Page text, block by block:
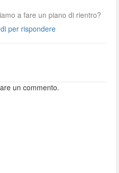
a fare un piano di rientro?
per rispondere
un commento.